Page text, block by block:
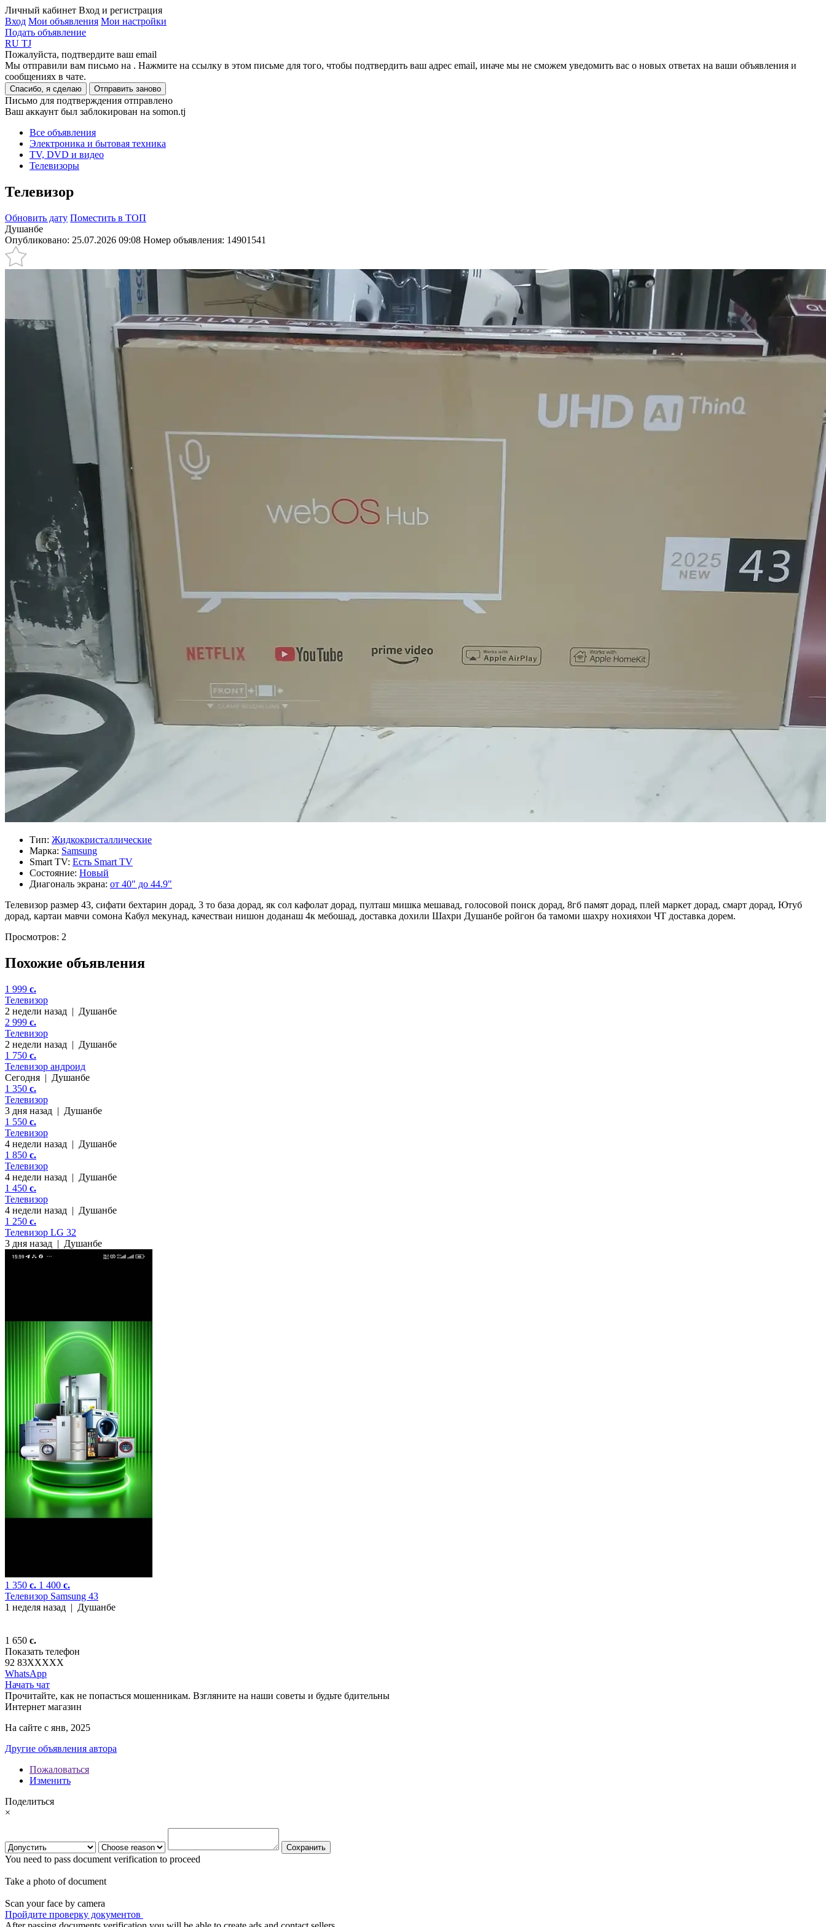
Личный кабинет Вход и регистрация
Вход Мои объявления Мои настройки
Подать объявление
RU TJ
Пожалуйста, подтвердите ваш email
Мы отправили вам письмо на . Нажмите на ссылку в этом письме для того, чтобы подтвердить ваш адрес email, иначе мы не сможем уведомить вас о новых ответах на ваши объявления и
сообщениях в чате.
Спасибо, я сделаю Отправить заново
Письмо для подтверждения отправлено
Ваш аккаунт был заблокирован на somon.tj
Все объявления
Электроника и бытовая техника
TV, DVD и видео
Телевизоры
Телевизор
Обновить дату Поместить в ТОП
Душанбе
Опубликовано: 25.07.2026 09:08 Номер объявления: 14901541
Тип: Жидкокристаллические
Марка: Samsung
Smart TV: Есть Smart TV
Состояние: Новый
Диагональ экрана: от 40" до 44.9"
Телевизор размер 43, сифати бехтарин дорад, 3 то база дорад, як сол кафолат дорад, пулташ мишка мешавад, голосовой поиск дорад, 8гб памят дорад, плей маркет дорад, смарт дорад, Ютуб
дорад, картаи мавчи сомона Кабул мекунад, качестваи нишон доданаш 4к мебошад, доставка дохили Шахри Душанбе ройгон ба тамоми шахру нохияхои ЧТ доставка дорем.
Просмотров: 2
Похожие объявления
1 999 c.
Телевизор
2 недели назад | Душанбе
2 999 c.
Телевизор
2 недели назад | Душанбе
1 750 c.
Телевизор андроид
Сегодня | Душанбе
1 350 c.
Телевизор
3 дня назад | Душанбе
1 550 c.
Телевизор
4 недели назад | Душанбе
1 850 c.
Телевизор
4 недели назад | Душанбе
1 450 c.
Телевизор
4 недели назад | Душанбе
1 250 c.
Телевизор LG 32
3 дня назад | Душанбе
1 350 c. 1 400 c.
Телевизор Samsung 43
1 неделя назад | Душанбе
1 650 c.
Показать телефон
92 83XXXXX
WhatsApp
Начать чат
Прочитайте, как не попасться мошенникам. Взгляните на наши советы и будьте бдительны
Интернет магазин
На сайте с янв, 2025
Другие объявления автора
Пожаловаться
Изменить
Поделиться
×
You need to pass document verification to proceed
Take a photo of document
Scan your face by camera
Пройдите проверку документов